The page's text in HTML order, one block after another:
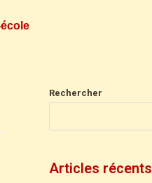
Rechercher
Articles récents